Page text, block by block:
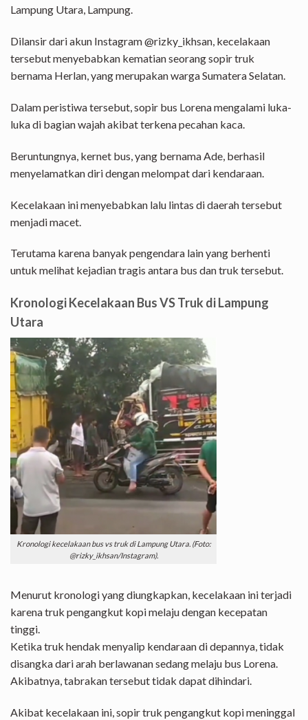
Lampung Utara, Lampung.
Dilansir dari akun Instagram @rizky_ikhsan, kecelakaan
tersebut menyebabkan kematian seorang sopir truk
bernama Herlan, yang merupakan warga Sumatera Selatan.
Dalam peristiwa tersebut, sopir bus Lorena mengalami luka-
luka di bagian wajah akibat terkena pecahan kaca.
Beruntungnya, kernet bus, yang bernama Ade, berhasil
menyelamatkan diri dengan melompat dari kendaraan.
Kecelakaan ini menyebabkan lalu lintas di daerah tersebut
menjadi macet.
Terutama karena banyak pengendara lain yang berhenti
untuk melihat kejadian tragis antara bus dan truk tersebut.
Kronologi Kecelakaan Bus VS Truk di Lampung
Utara
Kronologi kecelakaan bus vs truk di Lampung Utara. (Foto:
@rizky_ikhsan/Instagram).
Menurut kronologi yang diungkapkan, kecelakaan ini terjadi
karena truk pengangkut kopi melaju dengan kecepatan
tinggi.
Ketika truk hendak menyalip kendaraan di depannya, tidak
disangka dari arah berlawanan sedang melaju bus Lorena.
Akibatnya, tabrakan tersebut tidak dapat dihindari.
Akibat kecelakaan ini, sopir truk pengangkut kopi meninggal